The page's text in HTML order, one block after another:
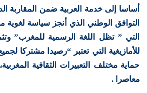
أساسا إلى خدمة العربية ضمن المقاربة
التوافق الوطني الذي أنجز سياسة لغوية
التي ” تظل اللغة الرسمية للمغرب”
للأمازيغية التي تعتبر “رصيدا مشتركا
حماية مختلف التعبيرات الثقافية المغربية،
معاصرا .